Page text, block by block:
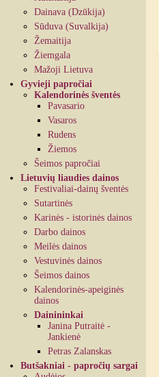
Dainava (Dzūkija)
Sūduva (Suvalkija)
Žemaitija
Žiemgala
Mažoji Lietuva
Gyvieji papročiai
Kalendorinės šventės
Pavasario
Vasaros
Rudens
Žiemos
Šeimos papročiai
Lietuvių liaudies dainos
Festivaliai-dainų šventės
Sutartinės
Karinės - istorinės dainos
Darbo dainos
Meilės dainos
Vestuvinės dainos
Šeimos dainos
Kalendorinės-apeiginės
dainos
Dainininkai
Janina Putraitė -
Jankienė
Petras Zalanskas
Butšakniai - papročių sargai